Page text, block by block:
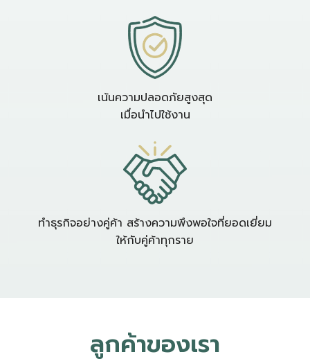
เน้นความปลอดภัยสูงสุด
เมื่อนำไปใช้งาน
ทำธุรกิจอย่างคู่ค้า สร้างความพึงพอใจที่ยอดเยี่ยม
ให้กับคู่ค้าทุกราย
ลูกค้าของเรา